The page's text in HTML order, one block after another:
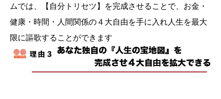
ムでは、【自分トリセツ】を完成させることで、お金・
健康・時間・人間関係の４大自由を手に入れ人生を最大
限に謳歌することができます